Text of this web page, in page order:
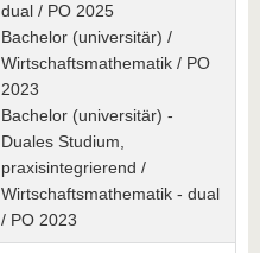
dual / PO 2025
Bachelor (universitär) /
Wirtschaftsmathematik / PO
2023
Bachelor (universitär) -
Duales Studium,
praxisintegrierend /
Wirtschaftsmathematik - dual
/ PO 2023